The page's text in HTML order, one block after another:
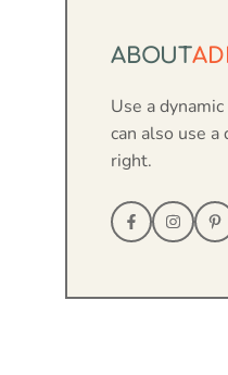
ABOUT
Use a
can also use
right.